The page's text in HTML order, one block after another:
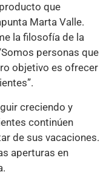
que
Marta Valle.
la filosofía de la
personas que
objetivo es ofrecer
creciendo y
continúen
de sus vacaciones.
aperturas en